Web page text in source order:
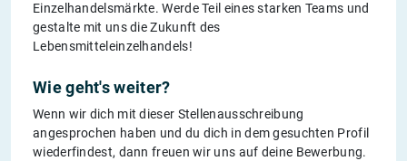
Einzelhandelsmärkte. Werde Teil eines starken Teams und
gestalte mit uns die Zukunft des
Lebensmitteleinzelhandels!
Wie geht's weiter?
Wenn wir dich mit dieser Stellenausschreibung
angesprochen haben und du dich in dem gesuchten Profil
wiederfindest, dann freuen wir uns auf deine Bewerbung.